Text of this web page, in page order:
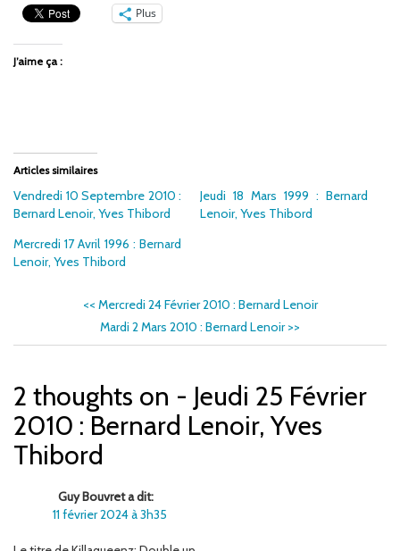
Plus
J’aime ça :
Articles similaires
Vendredi 10 Septembre 2010 :
Bernard Lenoir, Yves Thibord
Jeudi 18 Mars 1999 : Bernard
Lenoir, Yves Thibord
Mercredi 17 Avril 1996 : Bernard
Lenoir, Yves Thibord
<< Mercredi 24 Février 2010 : Bernard Lenoir
Mardi 2 Mars 2010 : Bernard Lenoir>>
2 thoughts on - Jeudi 25 Février
2010 : Bernard Lenoir, Yves
Thibord
Guy Bouvret a dit:
11 février 2024 à 3h35